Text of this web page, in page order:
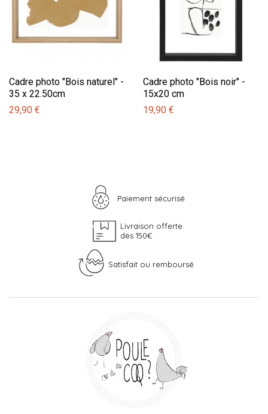
Cadre photo "Bois naturel" -
35 x 22.50cm
29,90 €
Cadre photo "Bois noir" -
15x20 cm
19,90 €
Paiement sécurisé
Livraison offerte
dès 150€
Satisfait ou remboursé